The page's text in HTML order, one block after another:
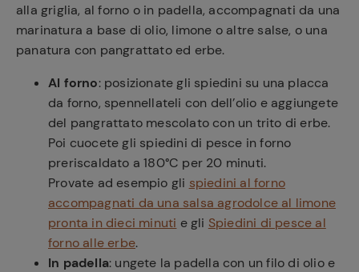
alla griglia, al forno o in padella, accompagnati da una
marinatura a base di olio, limone o altre salse, o una
panatura con pangrattato ed erbe.
Al forno: posizionate gli spiedini su una placca
da forno, spennellateli con dell’olio e aggiungete
del pangrattato mescolato con un trito di erbe.
Poi cuocete gli spiedini di pesce in forno
preriscaldato a 180°C per 20 minuti.
Provate ad esempio gli spiedini al forno
accompagnati da una salsa agrodolce al limone
pronta in dieci minuti e gli Spiedini di pesce al
forno alle erbe.
In padella: ungete la padella con un filo di olio e